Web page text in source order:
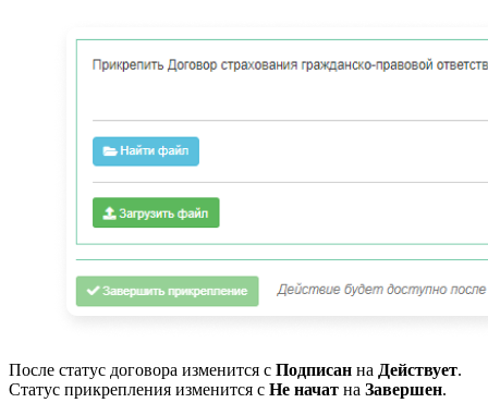
После статус договора изменится с Подписан на Действует.
Статус прикрепления изменится с Не начат на Завершен.